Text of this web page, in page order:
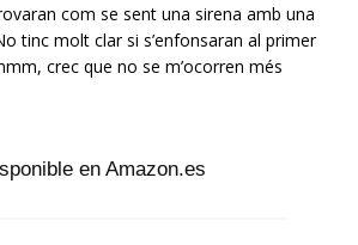
com se sent una sirena amb una
tinc molt clar si s’enfonsaran al primer
crec que no se m’ocorren més
en Amazon.es